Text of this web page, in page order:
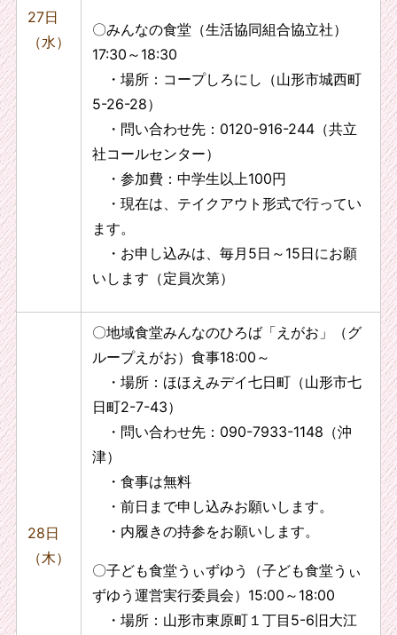
27日
（水）
〇みんなの食堂（生活協同組合協立社）
17:30～18:30
・場所：コープしろにし（山形市城西町
5-26-28）
・問い合わせ先：0120-916-244（共立
社コールセンター）
・参加費：中学生以上100円
・現在は、テイクアウト形式で行ってい
ます。
・お申し込みは、毎月5日～15日にお願
いします（定員次第）
28日
（木）
〇地域食堂みんなのひろば「えがお」（グ
ループえがお）食事18:00～
・場所：ほほえみデイ七日町（山形市七
日町2-7-43）
・問い合わせ先：090-7933-1148（沖
津）
・食事は無料
・前日まで申し込みお願いします。
・内履きの持参をお願いします。
〇子ども食堂うぃずゆう（子ども食堂うぃ
ずゆう運営実行委員会）15:00～18:00
・場所：山形市東原町１丁目5-6旧大江